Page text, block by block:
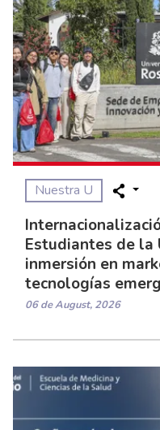
Nuestra U
Estudiantes de la
inmersión en
tecnologías
06 de August, 2026